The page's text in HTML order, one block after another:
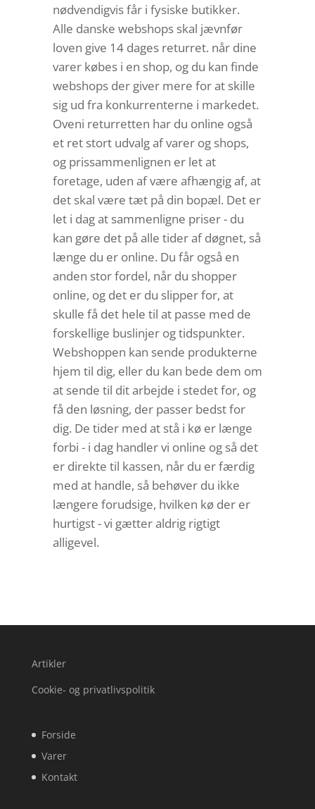
nødvendigvis får i fysiske butikker.
Alle danske webshops skal jævnfør
loven give 14 dages returret. når dine
varer købes i en shop, og du kan finde
webshops der giver mere for at skille
sig ud fra konkurrenterne i markedet.
Oveni returretten har du online også
et ret stort udvalg af varer og shops,
og prissammenlignen er let at
foretage, uden af være afhængig af, at
det skal være tæt på din bopæl. Det er
let i dag at sammenligne priser - du
kan gøre det på alle tider af døgnet, så
længe du er online. Du får også en
anden stor fordel, når du shopper
online, og det er du slipper for, at
skulle få det hele til at passe med de
forskellige buslinjer og tidspunkter.
Webshoppen kan sende produkterne
hjem til dig, eller du kan bede dem om
at sende til dit arbejde i stedet for, og
få den løsning, der passer bedst for
dig. De tider med at stå i kø er længe
forbi - i dag handler vi online og så det
er direkte til kassen, når du er færdig
med at handle, så behøver du ikke
længere forudsige, hvilken kø der er
hurtigst - vi gætter aldrig rigtigt
alligevel.
Artikler
Cookie- og privatlivspolitik
Forside
Varer
Kontakt